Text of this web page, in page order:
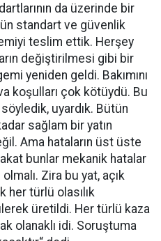
da üzerinde bir
standart ve güvenlik
teslim ettik. Herşey
değiştirilmesi gibi bir
yeniden geldi. Bakımını
koşulları çok kötüydü. Bu
söyledik, uyardık. Bütün
sağlam bir yatın
Ama hataların üst üste
bunlar mekanik hatalar
Zira bu yat, açık
her türlü olasılık
üretildi. Her türlü kaza
olanaklı idi. Soruştuma